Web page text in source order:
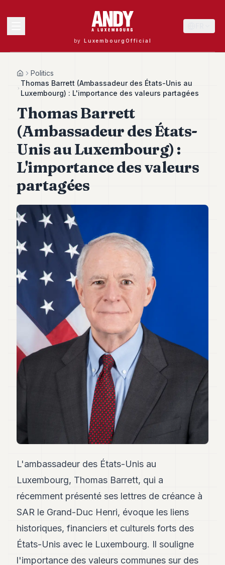
by LuxembourgOfficial
Andy
40
Andy
39
Andy
Andy
Andy
Andy
35
34
Andy
Andy
32
31
Andy
Andy
27
Andy
26
22
21
Andy
18
Andy
Andy
15
14
HomePolitics
Thomas Barrett (Ambassadeur des États-Unis au
Luxembourg) : L'importance des valeurs partagées
Thomas Barrett
(Ambassadeur des États-
Unis au Luxembourg) :
L'importance des valeurs
partagées
L'ambassadeur des États-Unis au
Luxembourg, Thomas Barrett, qui a
récemment présenté ses lettres de créance à
SAR le Grand-Duc Henri, évoque les liens
historiques, financiers et culturels forts des
États-Unis avec le Luxembourg. Il souligne
l'importance des valeurs communes sur des